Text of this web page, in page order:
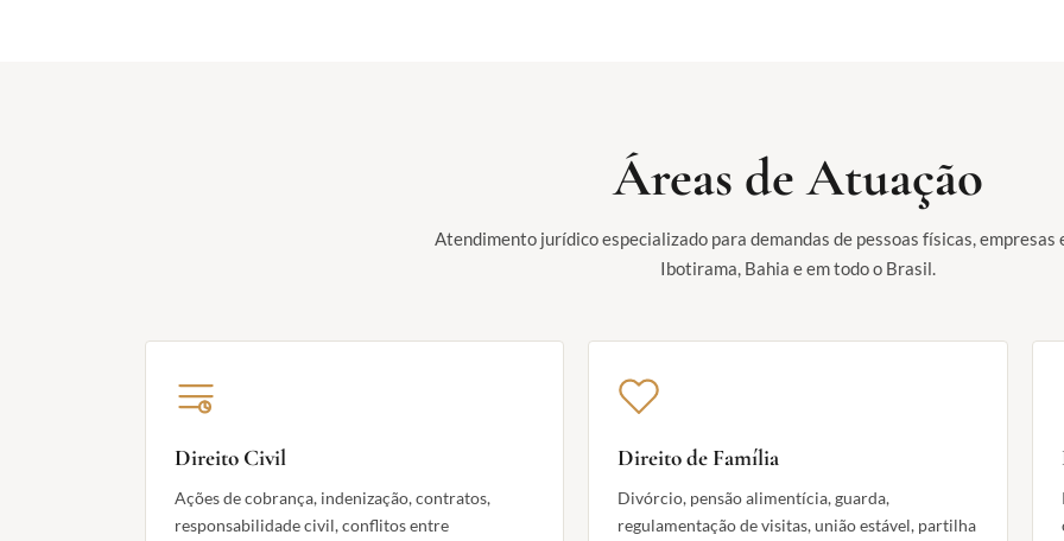
Áreas de Atuação
Atendimento jurídico especializado para demandas de pessoas físicas, empresas
Ibotirama, Bahia e em todo o Brasil.
Direito Civil
Ações de cobrança, indenização, contratos,
responsabilidade civil, conflitos entre
Direito de Família
Divórcio, pensão alimentícia, guarda,
regulamentação de visitas, união estável, partilha